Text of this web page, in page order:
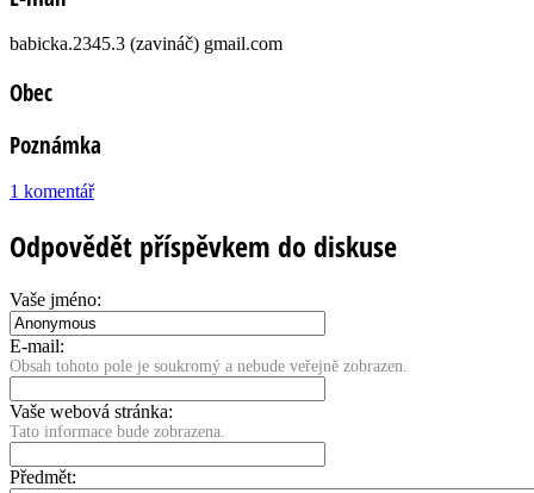
babicka.2345.3 (zavináč) gmail.com
Obec
Poznámka
1 komentář
Odpovědět příspěvkem do diskuse
Vaše jméno:
E-mail:
Obsah tohoto pole je soukromý a nebude veřejně zobrazen.
Vaše webová stránka:
Tato informace bude zobrazena.
Předmět: